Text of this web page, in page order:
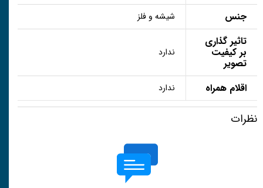
جنس شیشه و فلز
تاثیر گذاری
بر کیفیت
تصویر
ندارد
اقلام همراه ندارد
نظرات